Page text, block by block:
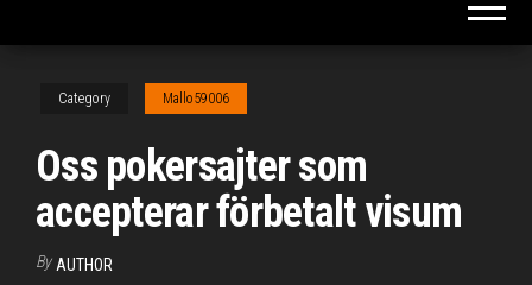
Category Mallo59006
Oss pokersajter som
accepterar förbetalt visum
By AUTHOR